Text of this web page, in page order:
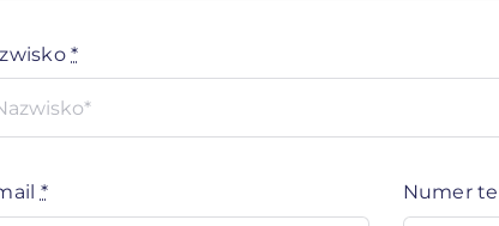
*
* Numer